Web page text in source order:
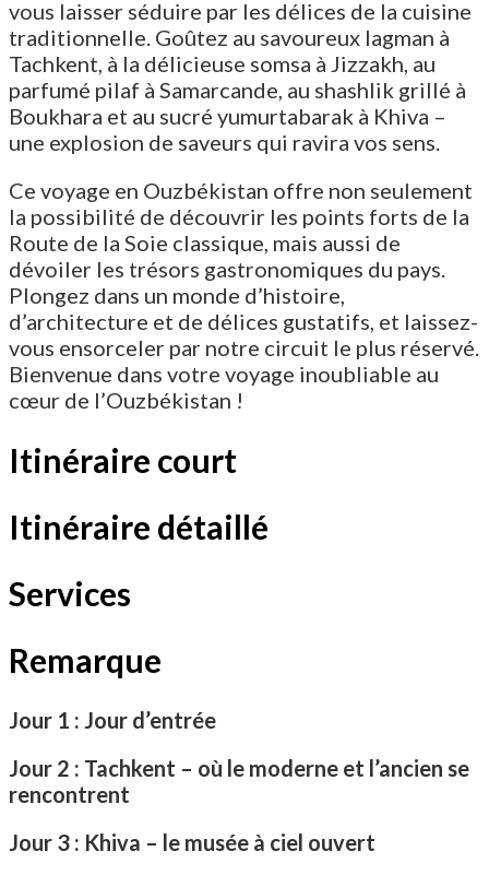
vous laisser séduire par les délices de la cuisine
traditionnelle. Goûtez au savoureux lagman à
Tachkent, à la délicieuse somsa à Jizzakh, au
parfumé pilaf à Samarcande, au shashlik grillé à
Boukhara et au sucré yumurtabarak à Khiva –
une explosion de saveurs qui ravira vos sens.
Ce voyage en Ouzbékistan offre non seulement
la possibilité de découvrir les points forts de la
Route de la Soie classique, mais aussi de
dévoiler les trésors gastronomiques du pays.
Plongez dans un monde d’histoire,
d’architecture et de délices gustatifs, et laissez-
vous ensorceler par notre circuit le plus réservé.
Bienvenue dans votre voyage inoubliable au
cœur de l’Ouzbékistan !
Itinéraire court
Itinéraire détaillé
Services
Remarque
Jour 1 : Jour d’entrée
Jour 2 : Tachkent – où le moderne et l’ancien se
rencontrent
Jour 3 : Khiva – le musée à ciel ouvert